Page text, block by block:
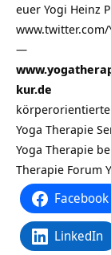
euer Yogi Heinz
www.twitter.com/
—
kur.de
körperorientierte
Yoga Therapie
Yoga Therapie
Therapie Forum
Facebook
LinkedIn